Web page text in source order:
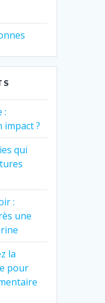
:
?
qui
:
une
la
pour